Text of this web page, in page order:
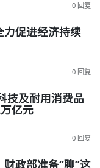
0 回复
力促进经济持续
0 回复
技及耐用消费品
亿元
0 回复
政部准备“聊”这